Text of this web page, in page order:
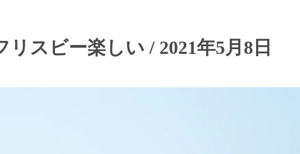
リスビー楽しい / 2021年5月8日